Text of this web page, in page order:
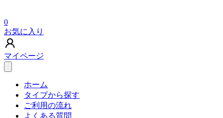
0
お気に入り
マイページ
ホーム
タイプから探す
ご利用の流れ
よくある質問